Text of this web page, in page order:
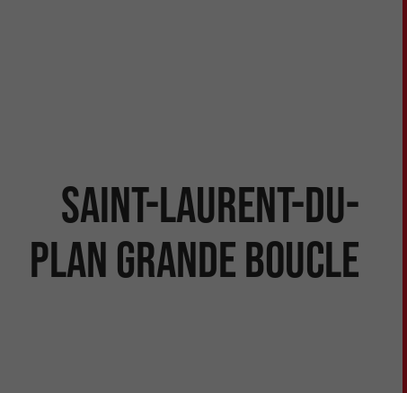
Saint-Laurent-du-
Plan grande boucle